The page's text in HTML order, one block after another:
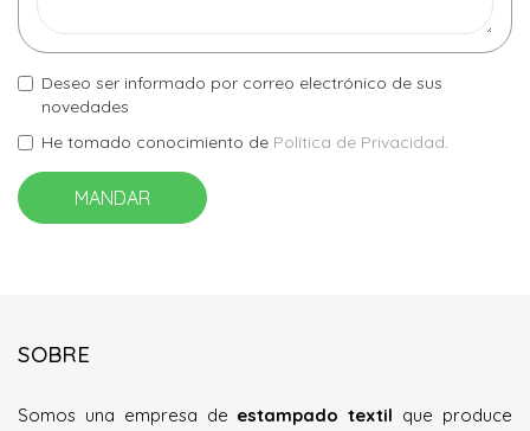
Deseo ser informado por correo electrónico de sus
novedades
He tomado conocimiento de Política de Privacidad.
MANDAR
SOBRE
Somos una empresa de estampado textil que produce